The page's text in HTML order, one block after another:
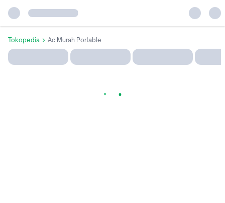
Tokopedia Ac Murah Portable